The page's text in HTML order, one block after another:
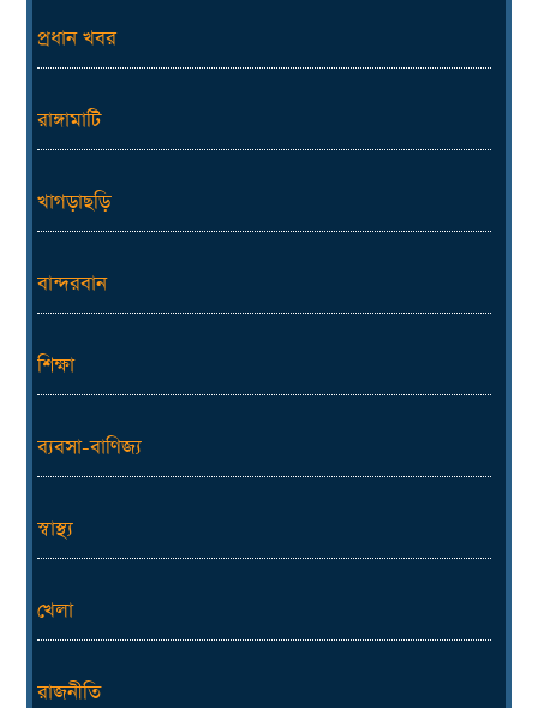
প্রধান খবর
রাঙ্গামাটি
খাগড়াছড়ি
বান্দরবান
শিক্ষা
ব্যবসা-বাণিজ্য
স্বাস্থ্য
খেলা
রাজনীতি